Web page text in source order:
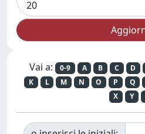
Vai a: 0-9 A B C D
K
L M N O P Q
X
Y